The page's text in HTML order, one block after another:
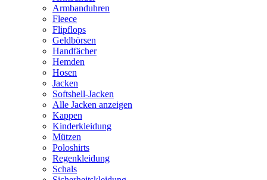
Armbanduhren
Fleece
Flipflops
Geldbörsen
Handfächer
Hemden
Hosen
Jacken
Softshell-Jacken
Alle Jacken anzeigen
Kappen
Kinderkleidung
Mützen
Poloshirts
Regenkleidung
Schals